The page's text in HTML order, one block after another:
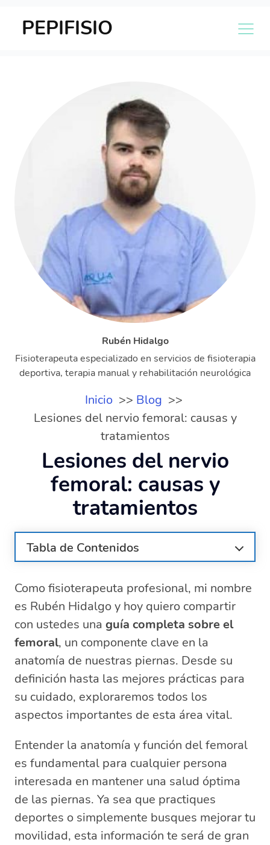
PEPIFISIO
Rubén Hidalgo
Fisioterapeuta especializado en servicios de fisioterapia
deportiva, terapia manual y rehabilitación neurológica
Inicio
Blog
Lesiones del nervio femoral: causas y
tratamientos
Lesiones del nervio
femoral: causas y
tratamientos
Tabla de Contenidos
importancia?
Ejercicios efectivos para fortalecer el
femoral
La arteria femoral: vital para la circulación
de las piernas
Cómo identificar y tratar una hernia
femoral
Prevención y tratamiento de lesiones en
el nervio femoral
Preguntas relacionadas sobre el femoral
y sus lesiones
¿Qué es el músculo femoral?
¿Qué parte del cuerpo es el femoral?
Como fisioterapeuta profesional, mi nombre
es Rubén Hidalgo y hoy quiero compartir
con ustedes una guía completa sobre el
femoral, un componente clave en la
anatomía de nuestras piernas. Desde su
definición hasta las mejores prácticas para
su cuidado, exploraremos todos los
aspectos importantes de esta área vital.
Entender la anatomía y función del femoral
es fundamental para cualquier persona
interesada en mantener una salud óptima
de las piernas. Ya sea que practiques
deportes o simplemente busques mejorar tu
movilidad, esta información te será de gran